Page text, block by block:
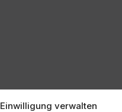
Einwilligung verwalten